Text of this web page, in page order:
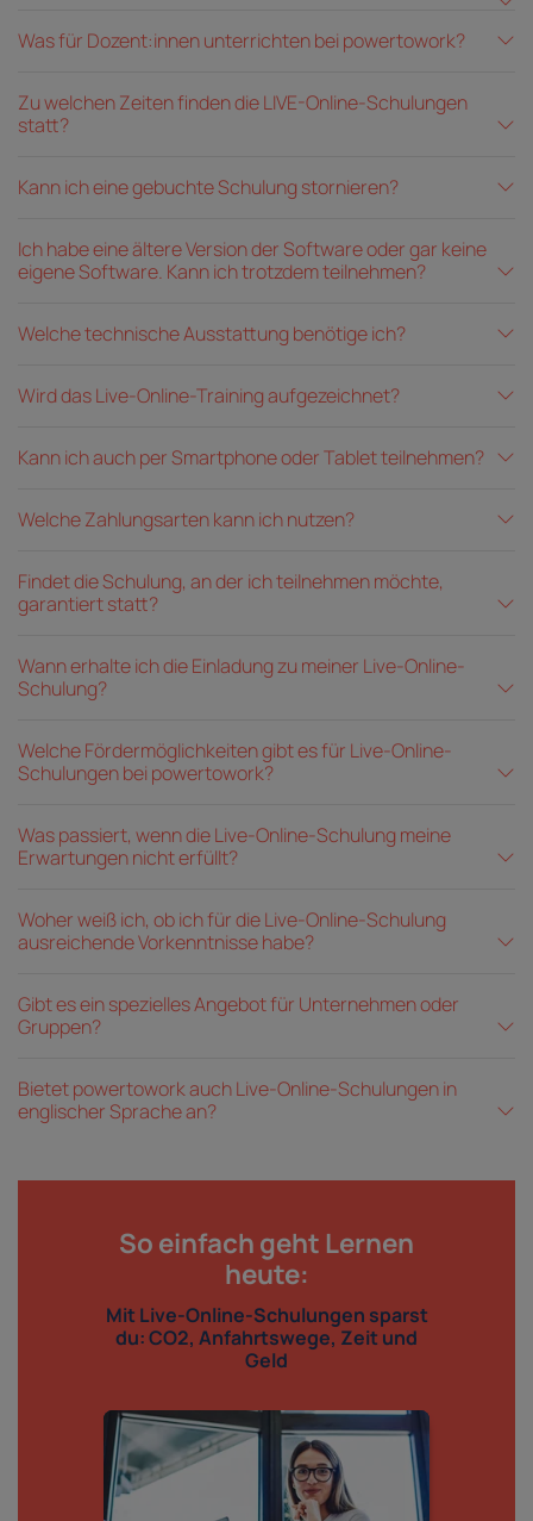
Was für Dozent:innen unterrichten bei powertowork?
Zu welchen Zeiten finden die LIVE-Online-Schulungen
statt?
Kann ich eine gebuchte Schulung stornieren?
Ich habe eine ältere Version der Software oder gar keine
eigene Software. Kann ich trotzdem teilnehmen?
Welche technische Ausstattung benötige ich?
Wird das Live-Online-Training aufgezeichnet?
Kann ich auch per Smartphone oder Tablet teilnehmen?
Welche Zahlungsarten kann ich nutzen?
Findet die Schulung, an der ich teilnehmen möchte,
garantiert statt?
Wann erhalte ich die Einladung zu meiner Live-Online-
Schulung?
Welche Fördermöglichkeiten gibt es für Live-Online-
Schulungen bei powertowork?
Was passiert, wenn die Live-Online-Schulung meine
Erwartungen nicht erfüllt?
Woher weiß ich, ob ich für die Live-Online-Schulung
ausreichende Vorkenntnisse habe?
Gibt es ein spezielles Angebot für Unternehmen oder
Gruppen?
Bietet powertowork auch Live-Online-Schulungen in
englischer Sprache an?
So einfach geht Lernen
heute:
Mit Live-Online-Schulungen sparst
du: CO2, Anfahrtswege, Zeit und
Geld